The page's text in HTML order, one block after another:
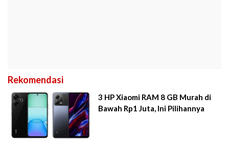
Rekomendasi
3 HP Xiaomi RAM 8 GB Murah di
Bawah Rp1 Juta, Ini Pilihannya